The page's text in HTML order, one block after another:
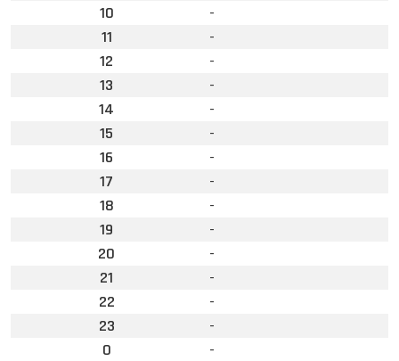
10
-
11
-
12
-
13
-
14
-
15
-
16
-
17
-
18
-
19
-
20
-
21
-
22
-
23
-
0
-